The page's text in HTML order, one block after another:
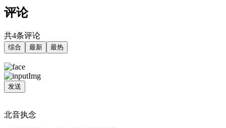
评论
共4条评论
综合 最新 最热
发送
北音执念